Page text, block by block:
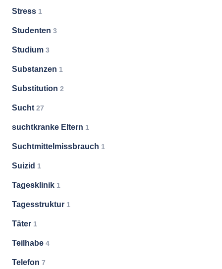
Stress 1
Studenten 3
Studium 3
Substanzen 1
Substitution 2
Sucht 27
suchtkranke Eltern 1
Suchtmittelmissbrauch 1
Suizid 1
Tagesklinik 1
Tagesstruktur 1
Täter 1
Teilhabe 4
Telefon 7